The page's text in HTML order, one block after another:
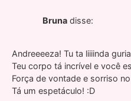
Bruna disse:
Andreeeeza! Tu ta liiiinda
Teu corpo tá incrível e você
Força de vontade e sorriso
Tá um espetáculo! :D